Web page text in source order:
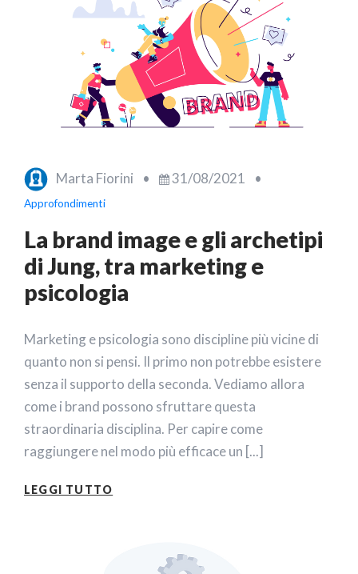
Marta Fiorini • 31/08/2021 •
Approfondimenti
La brand image e gli archetipi
di Jung, tra marketing e
psicologia
Marketing e psicologia sono discipline più vicine di
quanto non si pensi. Il primo non potrebbe esistere
senza il supporto della seconda. Vediamo allora
come i brand possono sfruttare questa
straordinaria disciplina. Per capire come
raggiungere nel modo più efficace un [...]
LEGGI TUTTO